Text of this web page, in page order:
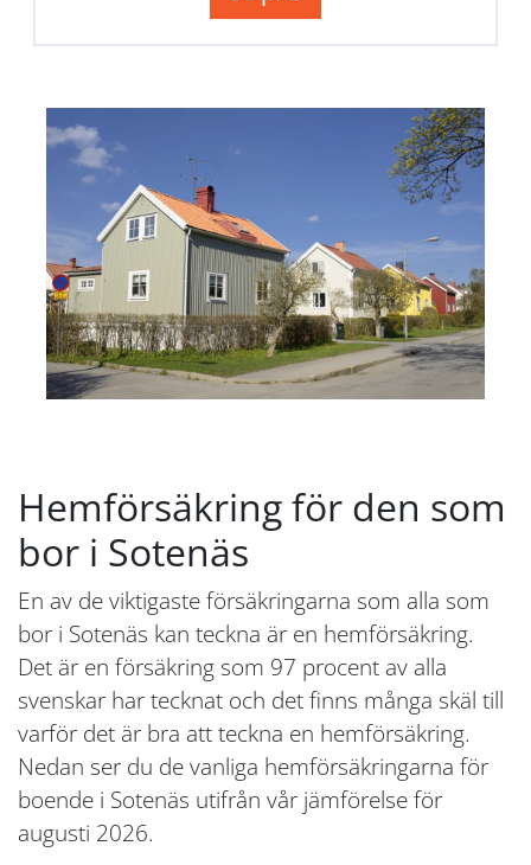
Hemförsäkring för den som
bor i Sotenäs
En av de viktigaste försäkringarna som alla som
bor i Sotenäs kan teckna är en hemförsäkring.
Det är en försäkring som 97 procent av alla
svenskar har tecknat och det finns många skäl till
varför det är bra att teckna en hemförsäkring.
Nedan ser du de vanliga hemförsäkringarna för
boende i Sotenäs utifrån vår jämförelse för
augusti 2026.